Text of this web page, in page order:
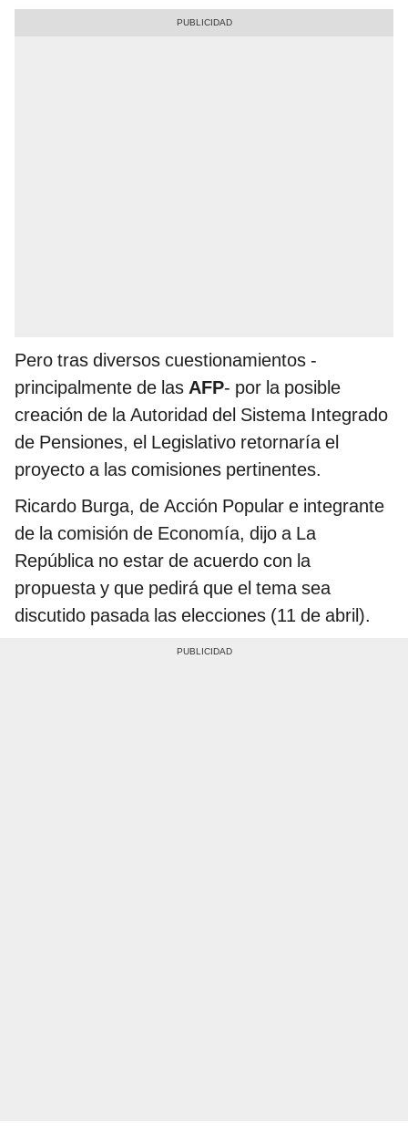
Pero tras diversos cuestionamientos -
principalmente de las AFP- por la posible
creación de la Autoridad del Sistema Integrado
de Pensiones, el Legislativo retornaría el
proyecto a las comisiones pertinentes.
Ricardo Burga, de Acción Popular e integrante
de la comisión de Economía, dijo a La
República no estar de acuerdo con la
propuesta y que pedirá que el tema sea
discutido pasada las elecciones (11 de abril).